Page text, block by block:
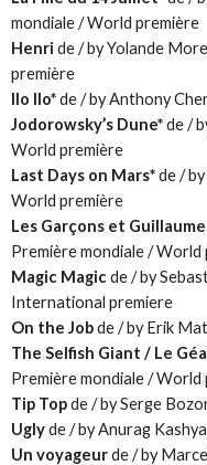
mondiale / World première
Henri de / by Yolande
première
Ilo Ilo*de / by Anthony
Jodorowsky’s Dune*de /
World première
Last Days on Mars*de /
World première
Les Garçons et
Première mondiale / World
Magic Magicde / by
International premiere
On the Jobde / by Erik
The Selfish Giant / Le
Première mondiale / World
Tip Topde / by Serge
Uglyde / by Anurag
Un voyageurde / by